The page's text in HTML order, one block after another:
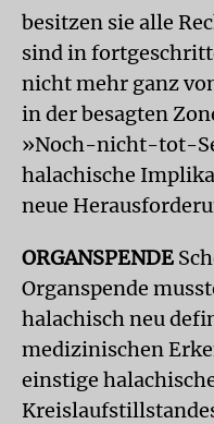
besitzen sie alle
sind in
nicht mehr ganz
in der besagten
»Noch-nicht-tot-
halachische
neue
ORGANSPENDE
Organspende
halachisch neu
medizinischen
einstige